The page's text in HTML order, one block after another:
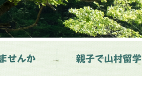
せんか 親子で山村留学